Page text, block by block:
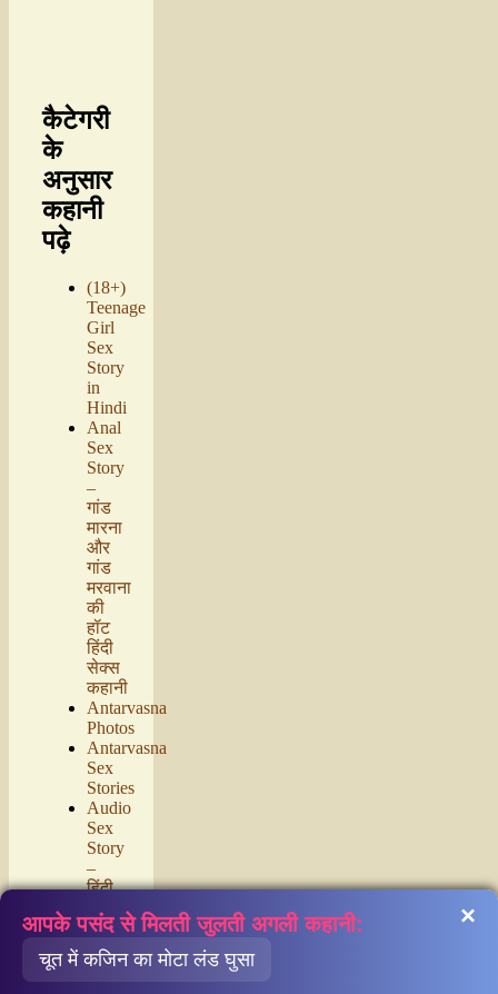
कैटेगरी
के
अनुसार
कहानी
पढ़े
(18+)
Teenage
Girl
Sex
Story
in
Hindi
Anal
Sex
Story
–
गांड
मारना
और
गांड
मरवाना
की
हॉट
हिंदी
सेक्स
कहानी
Antarvasna
Photos
Antarvasna
Sex
Stories
Audio
Sex
Story
–
हिंदी
चुदाई
की
कहानियां
×
आपके पसंद से मिलती जुलती अगली कहानी:
चूत में कजिन का मोटा लंड घुसा